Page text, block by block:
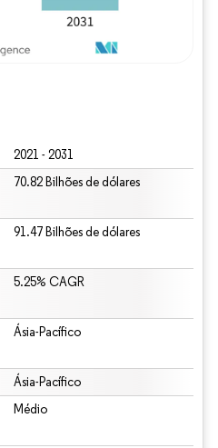
2021 - 2031
70.82 Bilhões de dólares
91.47 Bilhões de dólares
5.25% CAGR
Ásia-Pacífico
Ásia-Pacífico
Médio